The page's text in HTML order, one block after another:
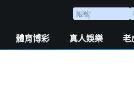
體育博彩 真人娛樂 老